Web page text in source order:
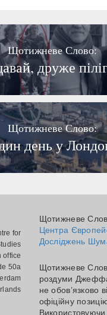
Щотижневе Слово:
друже
Щотижневе Слово:
день у
for
office
50a
Щотижневе
Центра
Досліджень
Щотижневе
роздуми
не обов’язково
офіційну